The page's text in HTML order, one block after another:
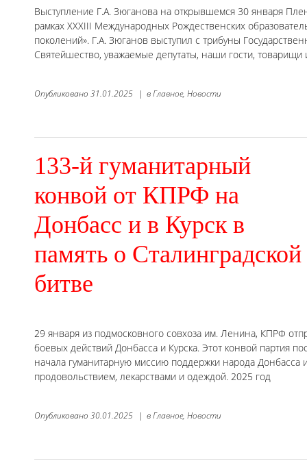
Выступление Г.А. Зюганова на открывшемся 30 января
рамках XXXIII Международных Рождественских
поколений». Г.А. Зюганов выступил с трибуны
Святейшество, уважаемые депутаты, наши гости, товарищи
Опубликовано 31.01.2025 | вГлавное, Новости
133-й гуманитарный
конвой от КПРФ на
Донбасс и в Курск в
память о Сталинградской
битве
29 января из подмосковного совхоза им. Ленина, КПРФ
боевых действий Донбасса и Курска. Этот конвой партия
начала гуманитарную миссию поддержки народа
продовольствием, лекарствами и одеждой. 2025 год
Опубликовано 30.01.2025 | вГлавное, Новости